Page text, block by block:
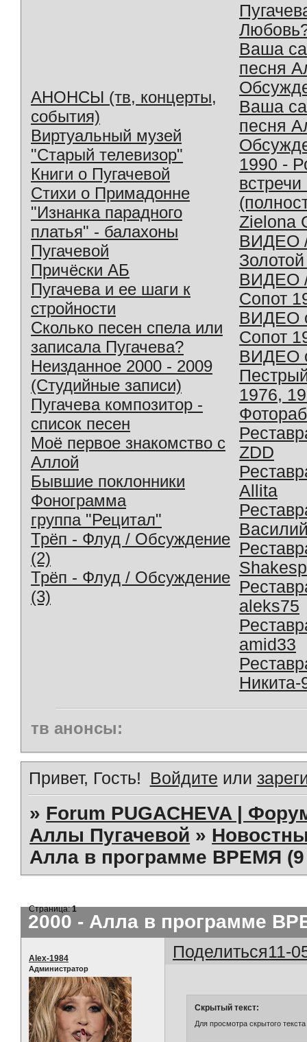
АНОНСЫ (тв, концерты,
события)
Виртуальный музей
"Старый телевизор"
Книги о Пугачевой
Стихи о Примадонне
"Изнанка парадного
платья" - балахоны
Пугачевой
Причёски АБ
Пугачева и ее шаги к
стройности
Сколько песен спела или
записала Пугачева?
Неизданное 2000 - 2009
(Студийные записи)
Пугачева композитор -
список песен
Моё первое знакомство с
Аллой
Бывшие поклонники
Фонограмма
группа "Рецитал"
Трёп - Флуд / Обсуждение
(2)
Трёп - Флуд / Обсуждение
(3)
Ваша
песня
Ваша
песня
1990 -
Zielona
ВИДЕО
ВИДЕО
Сопот
ВИДЕО
Сопот
ВИДЕО
1976,
ZDD
Allita
aleks75
amid33
Никита-
тв анонсы:
Привет, Гость! Войдите или
» Forum PUGACHEVA |
Аллы Пугачевой »
Алла в программе ВРЕМЯ
2000 - Алла в программе
Страница:1
Поделиться11-
Alex-1984
Администратор
Скрытый текст:
Для просмотра скрытого